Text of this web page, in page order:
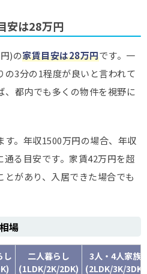
安は28万円
)の家賃目安は28万円です。一
3分の1程度が良いと言われて
、都内でも多くの物件を視野に
す。年収1500万円の場合、年収
る目安です。家賃42万円を超
があり、入居できた場合でも
場
し
二人暮らし
(1LDK/2K/2DK)
3人・4人家族
(2LDK/3K/3DK)